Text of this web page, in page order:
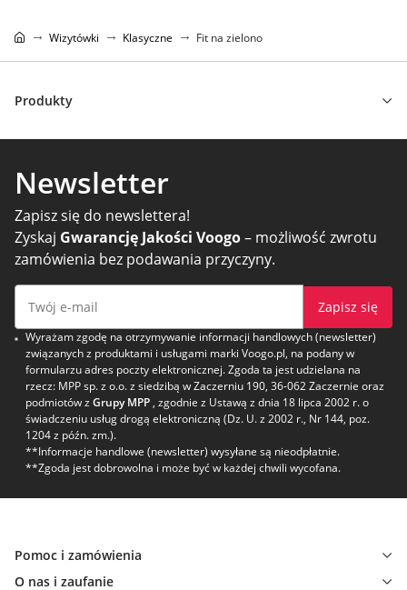
Wizytówki Klasyczne Fit na zielono
Produkty
Newsletter
Zapisz się do newslettera!
Zyskaj Gwarancję Jakości Voogo– możliwość zwrotu
zamówienia bez podawania przyczyny.
Zapisz się
Wyrażam zgodę na otrzymywanie informacji handlowych (newsletter)
związanych z produktami i usługami marki Voogo.pl, na podany w
formularzu adres poczty elektronicznej. Zgoda ta jest udzielana na
rzecz: MPP sp. z o.o. z siedzibą w Zaczerniu 190, 36-062 Zaczernie oraz
podmiotów z Grupy MPP , zgodnie z Ustawą z dnia 18 lipca 2002 r. o
świadczeniu usług drogą elektroniczną (Dz. U. z 2002 r., Nr 144, poz.
1204 z późn. zm.).
**Informacje handlowe (newsletter) wysyłane są nieodpłatnie.
**Zgoda jest dobrowolna i może być w każdej chwili wycofana.
Pomoc i zamówienia
O nas i zaufanie